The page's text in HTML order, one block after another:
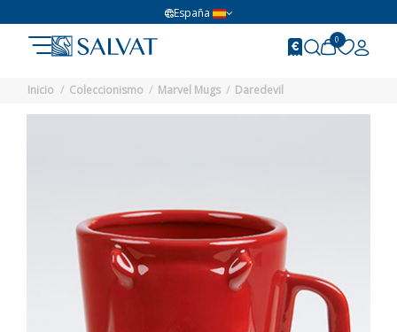
España
0
Inicio Coleccionismo Marvel Mugs Daredevil